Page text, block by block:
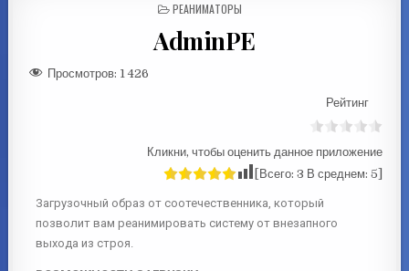
РЕАНИМАТОРЫ
AdminPE
Просмотров: 1 426
Рейтинг
Кликни, чтобы оценить данное приложение
[Всего: 3 В среднем: 5
Загрузочный образ от соотечественника, который
позволит вам реанимировать систему от внезапного
выхода из строя.